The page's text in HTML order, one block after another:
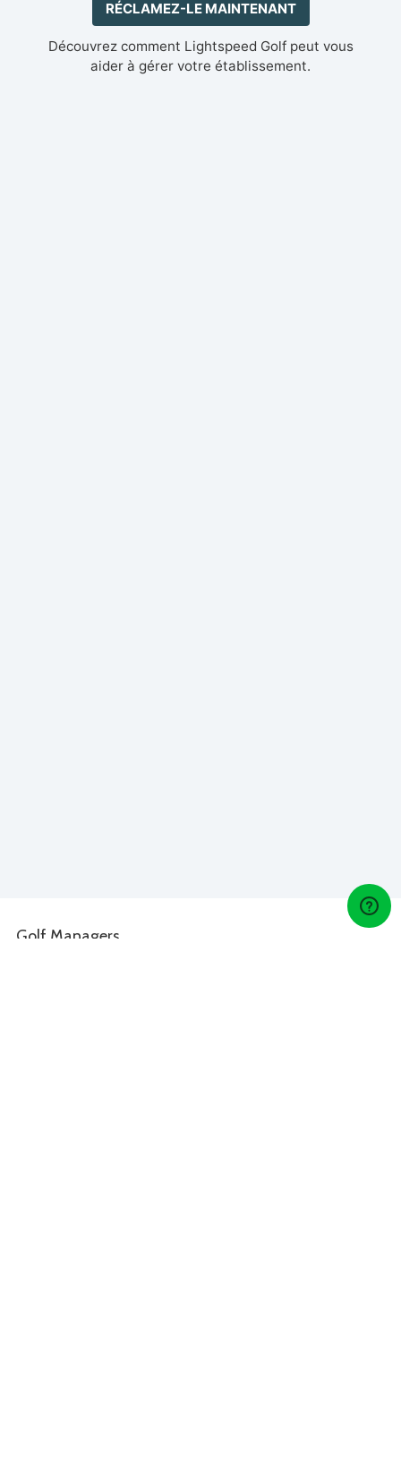
RÉCLAMEZ-LE MAINTENANT
Découvrez comment Lightspeed Golf peut vous
aider à gérer votre établissement.
Golf Managers